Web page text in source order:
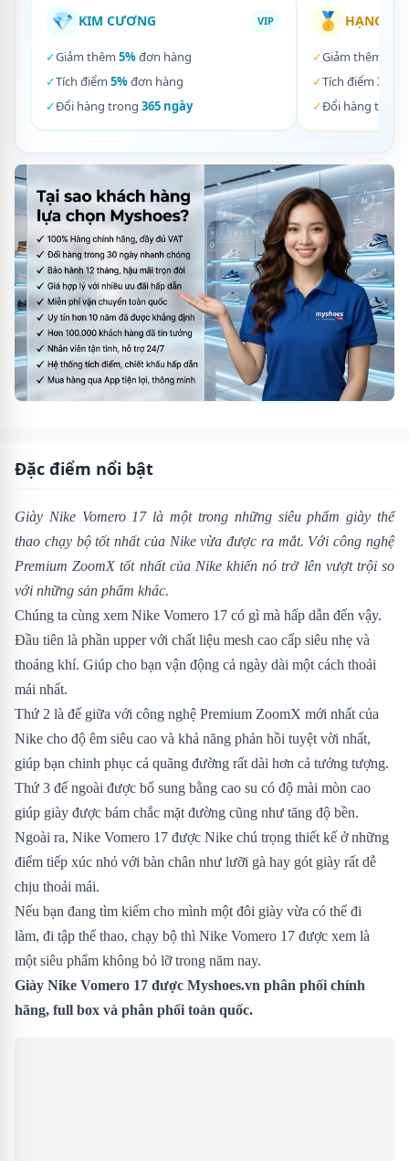
💎 KIM CƯƠNG VIP
✓Giảm thêm 5%đơn hàng
✓Tích điểm 5%đơn hàng
✓Đổi hàng trong 365 ngày
🥇 HẠNG
✓Giảm thêm
✓Tích điểm 3%
✓Đổi hàng trong
Đặc điểm nổi bật
Giày Nike Vomero 17 là một trong những siêu phẩm giày thể
thao chạy bộ tốt nhất của Nike vừa được ra mắt. Với công nghệ
Premium ZoomX tốt nhất của Nike khiến nó trở lên vượt trội so
với những sản phẩm khác.
Chúng ta cùng xem Nike Vomero 17 có gì mà hấp dẫn đến vậy.
Đầu tiên là phần upper với chất liệu mesh cao cấp siêu nhẹ và
thoáng khí. Giúp cho bạn vận động cả ngày dài một cách thoải
mái nhất.
Thứ 2 là đế giữa với công nghệ Premium ZoomX mới nhất của
Nike cho độ êm siêu cao và khả năng phản hồi tuyệt vời nhất,
giúp bạn chinh phục cả quãng đường rất dài hơn cả tưởng tượng.
Thứ 3 đế ngoài được bổ sung bằng cao su có độ mài mòn cao
giúp giày được bám chắc mặt đường cũng như tăng độ bền.
Ngoài ra, Nike Vomero 17 được Nike chú trọng thiết kế ở những
điểm tiếp xúc nhỏ với bàn chân như lưỡi gà hay gót giày rất dễ
chịu thoải mái.
Nếu bạn đang tìm kiếm cho mình một đôi giày vừa có thể đi
làm, đi tập thể thao, chạy bộ thì Nike Vomero 17 được xem là
một siêu phẩm không bỏ lỡ trong năm nay.
Giày Nike Vomero 17 được Myshoes.vn phân phối chính
hãng, full box và phân phối toàn quốc.